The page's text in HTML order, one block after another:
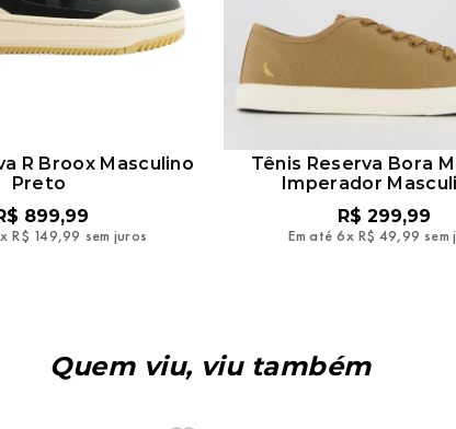
R Broox Masculino
Preto
899,99
x R$ 149,99 sem juros
Tênis Reserva Bora
Imperador
R$ 299,99
Em até 6x R$ 49,99 sem
Quem viu, viu também